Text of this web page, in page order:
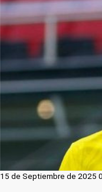
15 de Septiembre de 2025